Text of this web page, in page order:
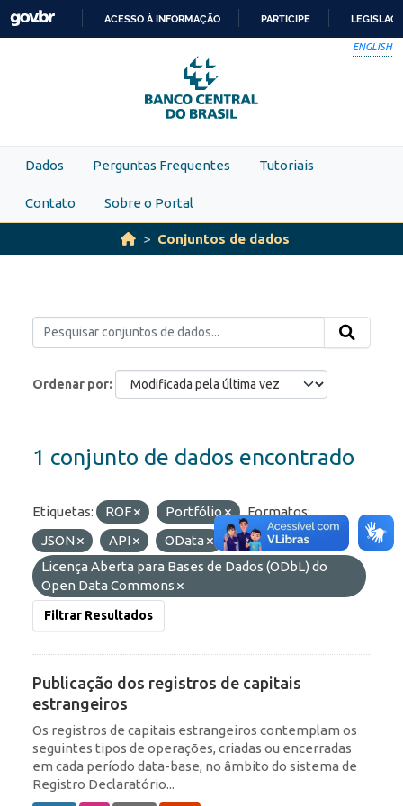
Skip to main content
PARA
O
CONTEÚDO
ACESSO À INFORMAÇÃO PARTICIPE
ENGLISH
Dados Perguntas Frequentes Tutoriais
Contato Sobre o Portal
Conjuntos de dados
Ordenar por
1 conjunto de dados encontrado
Etiquetas: ROF Portfólio
Formatos:
JSON
API OData
Licenças:
Licença Aberta para Bases de Dados (ODbL) do
Open Data Commons
Filtrar Resultados
Publicação dos registros de capitais
estrangeiros
Os registros de capitais estrangeiros contemplam os
seguintes tipos de operações, criadas ou encerradas
em cada período data-base, no âmbito do sistema de
Registro Declaratório...